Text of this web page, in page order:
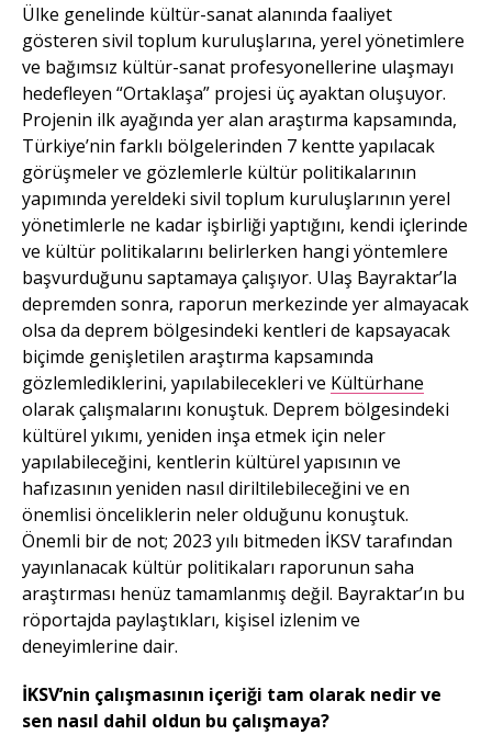
Ülke genelinde kültür-sanat alanında faaliyet
gösteren sivil toplum kuruluşlarına, yerel yönetimlere
ve bağımsız kültür-sanat profesyonellerine ulaşmayı
hedefleyen “Ortaklaşa” projesi üç ayaktan oluşuyor.
Projenin ilk ayağında yer alan araştırma kapsamında,
Türkiye’nin farklı bölgelerinden 7 kentte yapılacak
görüşmeler ve gözlemlerle kültür politikalarının
yapımında yereldeki sivil toplum kuruluşlarının yerel
yönetimlerle ne kadar işbirliği yaptığını, kendi içlerinde
ve kültür politikalarını belirlerken hangi yöntemlere
başvurduğunu saptamaya çalışıyor. Ulaş Bayraktar’la
depremden sonra, raporun merkezinde yer almayacak
olsa da deprem bölgesindeki kentleri de kapsayacak
biçimde genişletilen araştırma kapsamında
gözlemlediklerini, yapılabilecekleri ve Kültürhane
olarak çalışmalarını konuştuk. Deprem bölgesindeki
kültürel yıkımı, yeniden inşa etmek için neler
yapılabileceğini, kentlerin kültürel yapısının ve
hafızasının yeniden nasıl diriltilebileceğini ve en
önemlisi önceliklerin neler olduğunu konuştuk.
Önemli bir de not; 2023 yılı bitmeden İKSV tarafından
yayınlanacak kültür politikaları raporunun saha
araştırması henüz tamamlanmış değil. Bayraktar’ın bu
röportajda paylaştıkları, kişisel izlenim ve
deneyimlerine dair.
İKSV’nin çalışmasının içeriği tam olarak nedir ve
sen nasıl dahil oldun bu çalışmaya?